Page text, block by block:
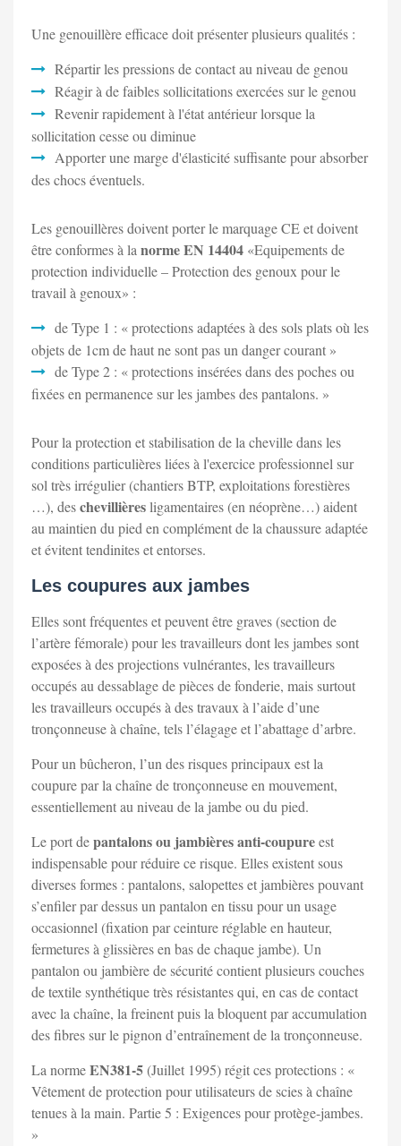
Une genouillère efficace doit présenter plusieurs qualités :
Répartir les pressions de contact au niveau de genou
Réagir à de faibles sollicitations exercées sur le genou
Revenir rapidement à l'état antérieur lorsque la
sollicitation cesse ou diminue
Apporter une marge d'élasticité suffisante pour absorber
des chocs éventuels.
Les genouillères doivent porter le marquage CE et doivent
être conformes à lanorme EN 14404 «Equipements de
protection individuelle – Protection des genoux pour le
travail à genoux» :
de Type 1 : « protections adaptées à des sols plats où les
objets de 1cm de haut ne sont pas un danger courant »
de Type 2 : « protections insérées dans des poches ou
fixées en permanence sur les jambes des pantalons. »
Pour la protection et stabilisation de la cheville dans les
conditions particulières liées à l'exercice professionnel sur
sol très irrégulier (chantiers BTP, exploitations forestières
…), deschevillièresligamentaires (en néoprène…) aident
au maintien du pied en complément de la chaussure adaptée
et évitent tendinites et entorses.
Les coupures aux jambes
Elles sont fréquentes et peuvent être graves (section de
l’artère fémorale) pour les travailleurs dont les jambes sont
exposées à des projections vulnérantes, les travailleurs
occupés au dessablage de pièces de fonderie, mais surtout
les travailleurs occupés à des travaux à l’aide d’une
tronçonneuse à chaîne, tels l’élagage et l’abattage d’arbre.
Pour un bûcheron, l’un des risques principaux est la
coupure par la chaîne de tronçonneuse en mouvement,
essentiellement au niveau de la jambe ou du pied.
Le port depantalons ou jambières anti-coupureest
indispensable pour réduire ce risque. Elles existent sous
diverses formes : pantalons, salopettes et jambières pouvant
s’enfiler par dessus un pantalon en tissu pour un usage
occasionnel (fixation par ceinture réglable en hauteur,
fermetures à glissières en bas de chaque jambe). Un
pantalon ou jambière de sécurité contient plusieurs couches
de textile synthétique très résistantes qui, en cas de contact
avec la chaîne, la freinent puis la bloquent par accumulation
des fibres sur le pignon d’entraînement de la tronçonneuse.
La normeEN381-5(Juillet 1995) régit ces protections : «
Vêtement de protection pour utilisateurs de scies à chaîne
tenues à la main. Partie 5 : Exigences pour protège-jambes.
»